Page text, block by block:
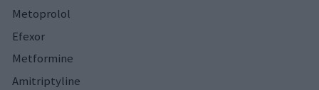
Metoprolol
Efexor
Metformine
Amitriptyline